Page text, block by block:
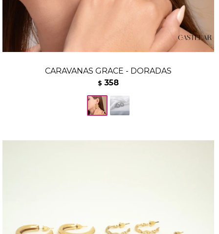
CARAVANAS GRACE - DORADAS
$ 358